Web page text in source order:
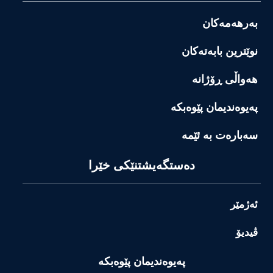
بەرهەمەکان
نوێترین بابەتەکان
هەواڵی ڕۆژانە
پەیوەندیمان پێوەبکە
سەبارەت بە ئێمە
دەستگەیشتنێکی خێرا
ئەژمێر
ڤیدیۆ
پەیوەندیمان پێوەبکە